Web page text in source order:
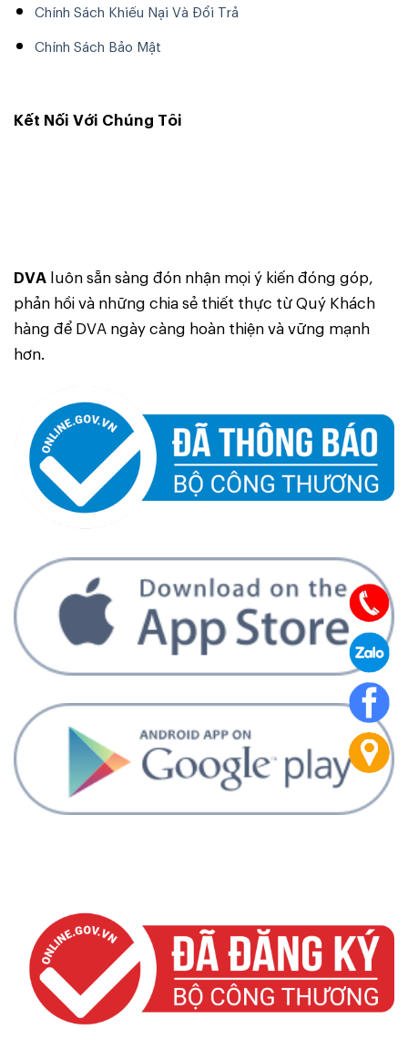
Chính Sách Khiếu Nại Và Đổi Trả
Chính Sách Bảo Mật
Kết Nối Với Chúng Tôi
DVA luôn sẵn sàng đón nhận mọi ý kiến đóng góp,
phản hồi và những chia sẻ thiết thực từ Quý Khách
hàng để DVA ngày càng hoàn thiện và vững mạnh
hơn.